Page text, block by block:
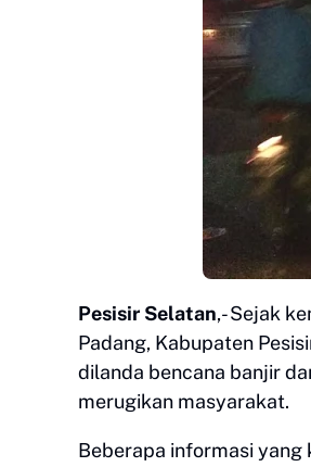
Pesisir Selatan,- Sejak
Padang, Kabupaten
dilanda bencana banjir
merugikan masyarakat.
Beberapa informasi